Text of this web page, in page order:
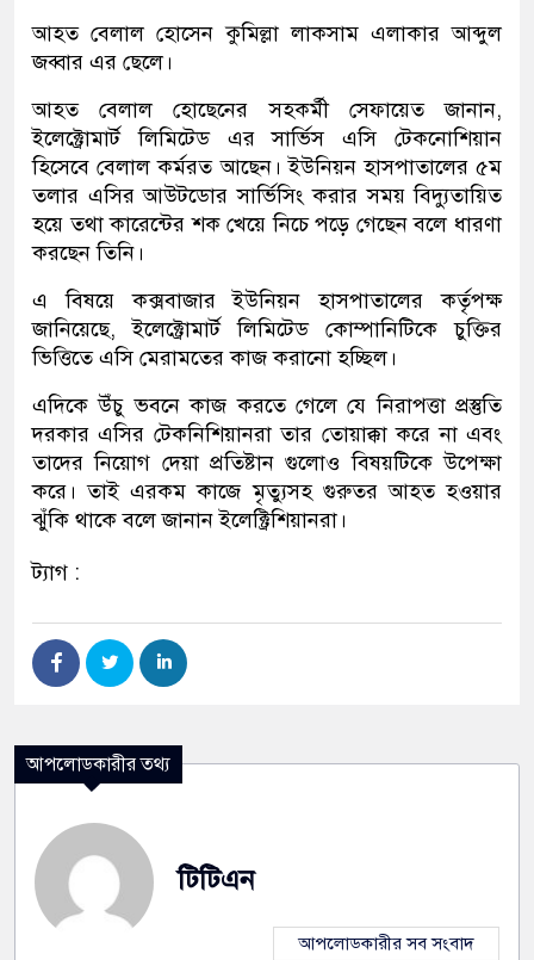
আহত বেলাল হোসেন কুমিল্লা লাকসাম এলাকার আব্দুল
জব্বার এর ছেলে।
আহত বেলাল হোছেনের সহকর্মী সেফায়েত জানান,
ইলেক্ট্রোমার্ট লিমিটেড এর সার্ভিস এসি টেকনোশিয়ান
হিসেবে বেলাল কর্মরত আছেন। ইউনিয়ন হাসপাতালের ৫ম
তলার এসির আউটডোর সার্ভিসিং করার সময় বিদ্যুতায়িত
হয়ে তথা কারেন্টের শক খেয়ে নিচে পড়ে গেছেন বলে ধারণা
করছেন তিনি।
এ বিষয়ে কক্সবাজার ইউনিয়ন হাসপাতালের কর্তৃপক্ষ
জানিয়েছে, ইলেক্ট্রোমার্ট লিমিটেড কোম্পানিটিকে চুক্তির
ভিত্তিতে এসি মেরামতের কাজ করানো হচ্ছিল।
এদিকে উঁচু ভবনে কাজ করতে গেলে যে নিরাপত্তা প্রস্তুতি
দরকার এসির টেকনিশিয়ানরা তার তোয়াক্কা করে না এবং
তাদের নিয়োগ দেয়া প্রতিষ্টান গুলোও বিষয়টিকে উপেক্ষা
করে। তাই এরকম কাজে মৃত্যুসহ গুরুতর আহত হওয়ার
ঝুঁকি থাকে বলে জানান ইলেক্ট্রিশিয়ানরা।
ট্যাগ :
আপলোডকারীর তথ্য
টিটিএন
আপলোডকারীর সব সংবাদ